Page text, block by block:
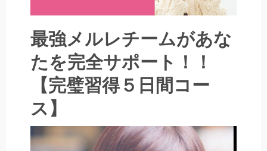
最強メルレチームがあな
たを完全サポート！！
【完璧習得５日間コー
ス】